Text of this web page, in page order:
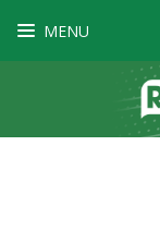
MENU